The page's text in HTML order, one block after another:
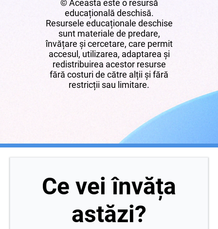
© Aceasta este o resursă
educațională deschisă.
Resursele educaționale deschise
sunt materiale de predare,
învățare și cercetare, care permit
accesul, utilizarea, adaptarea și
redistribuirea acestor resurse
fără costuri de către alții și fără
restricții sau limitare.
Ce vei învăța
astăzi?